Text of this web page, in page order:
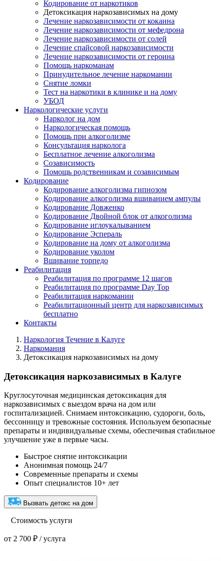
Кодирование от наркотиков
Детоксикация наркозависимых на дому
Лечение наркозависимости от кокаина
Лечение наркозависимости от мефедрона
Лечение наркозависимости от солей
Лечение спайсовой наркозависимости
Лечение наркозависимости от героина
Помощь наркоманам
Принудительное лечение наркомании
Снятие ломки
Тест на наркотики в клинике и на дому
УБОД
Наркологические услуги
Нарколог на дом
Наркологическая помощь
Помощь при алкоголизме
Консультация нарколога
Бесплатное лечение алкоголизма
Созависимость
Помощь родственникам и созависимым
Кодирование
Кодирование алкоголизма гипнозом
Кодирование алкоголизма вшиванием ампулы
Кодирование Довженко
Кодирование Двойной блок от алкоголизма
Кодирование иглоукалыванием
Кодирование Эспераль
Кодирование на дому от алкоголизма
Кодирование уколом
Вшивание торпедо
Реабилитация
Реабилитация по программе 12 шагов
Реабилитация по программе Day Top
Реабилитация наркомании
Реабилитационный центр для наркозависимых
бесплатно
Контакты
Наркология Течение в Калуге
Наркомания
Детоксикация наркозависимых на дому
Детоксикация наркозависимых в Калуге
Круглосуточная медицинская детоксикация для
наркозависимых с выездом врача на дом или
госпитализацией. Снимаем интоксикацию, судороги, боль,
бессонницу и тревожные состояния. Используем безопасные
препараты и индивидуальные схемы, обеспечивая стабильное
улучшение уже в первые часы.
Быстрое снятие интоксикации
Анонимная помощь 24/7
Современные препараты и схемы
Опыт специалистов 10+ лет
Вызвать детокс на дом
Стоимость услуги
от 2 700 ₽ / услуга